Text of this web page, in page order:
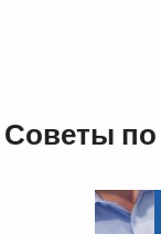
Советы по